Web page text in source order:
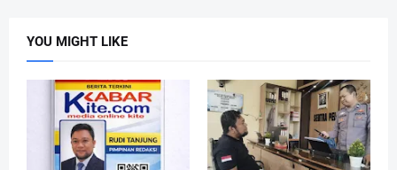
YOU MIGHT LIKE